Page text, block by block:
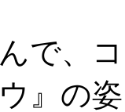
で、
』の